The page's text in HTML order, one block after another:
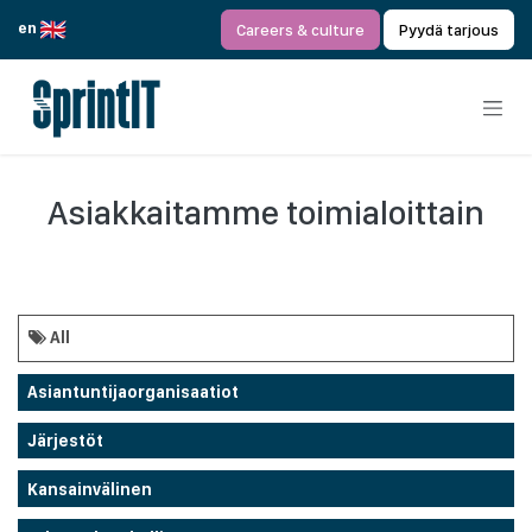
en
Careers & culture Pyydä tarjous
Asiakkaitamme toimialoittain
All
Asiantuntijaorganisaatiot
Järjestöt
Kansainvälinen